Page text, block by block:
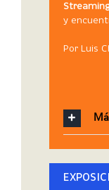
y
Por Luis